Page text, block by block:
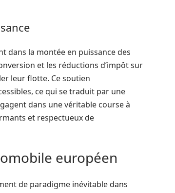
dans la montée en puissance des
et les réductions d’impôt sur
leur flotte. Ce soutien
ce qui se traduit par une
dans une véritable course à
et respectueux de
européen
de paradigme inévitable dans